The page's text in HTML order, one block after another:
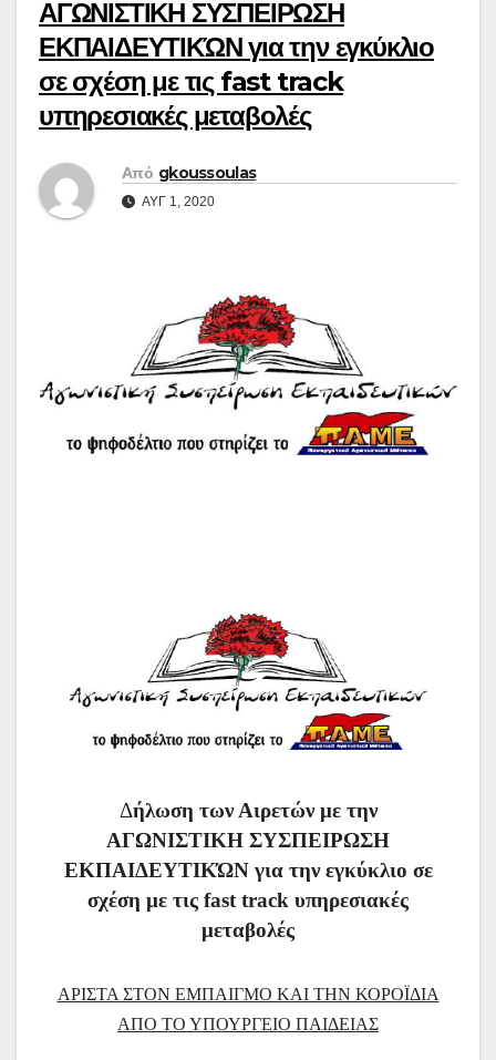
ΑΓΩΝΙΣΤΙΚΗ ΣΥΣΠΕΙΡΩΣΗ
ΕΚΠΑΙΔΕΥΤΙΚΏΝ για την εγκύκλιο
σε σχέση με τις fast track
υπηρεσιακές μεταβολές
Από gkoussoulas
ΑΥΓ 1, 2020
Δήλωση των Αιρετών με την
ΑΓΩΝΙΣΤΙΚΗ ΣΥΣΠΕΙΡΩΣΗ
ΕΚΠΑΙΔΕΥΤΙΚΏΝ για την εγκύκλιο σε
σχέση με τις fast track υπηρεσιακές
μεταβολές
ΑΡΙΣΤΑ ΣΤΟΝ ΕΜΠΑΙΓΜΟ ΚΑΙ ΤΗΝ ΚΟΡΟΪΔΙΑ
ΑΠΟ ΤΟ ΥΠΟΥΡΓΕΙΟ ΠΑΙΔΕΙΑΣ